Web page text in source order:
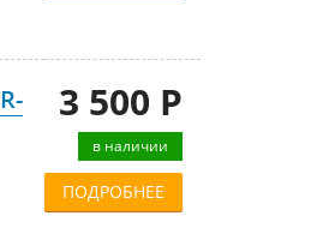
3 500 Р
в наличии
ПОДРОБНЕЕ